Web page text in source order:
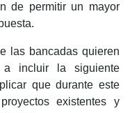
de permitir un mayor
las bancadas quieren
incluir la siguiente
que durante este
existentes y